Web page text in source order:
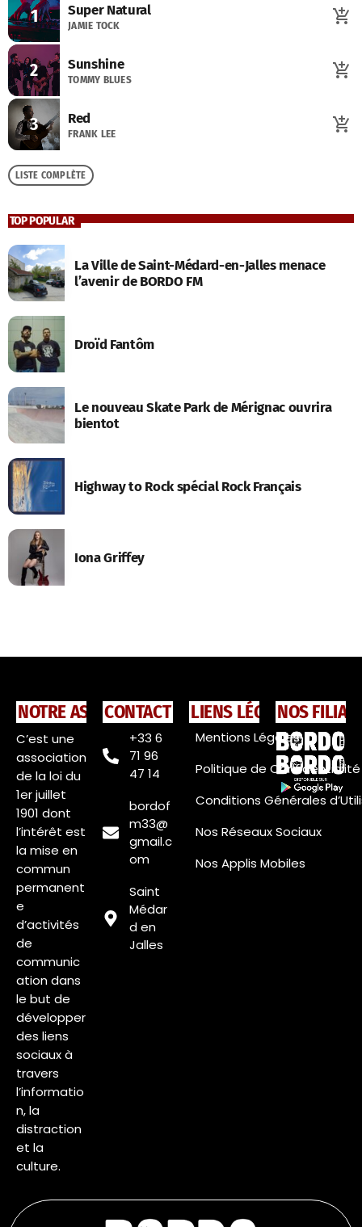
1 Super Natural
JAMIE TOCK add_shopping_cart
2 Sunshine
TOMMY BLUES add_shopping_cart
3 Red
FRANK LEE add_shopping_cart
LISTE COMPLÈTE
TOP POPULAR
La Ville de Saint-Médard-en-Jalles menace
l’avenir de BORDO FM
Droïd Fantôm
Le nouveau Skate Park de Mérignac ouvrira
bientot
Highway to Rock spécial Rock Français
Iona Griffey
NOTRE ASSOCIATION
C’est une
association
de la loi du
1er juillet
1901 dont
l’intérêt est
la mise en
commun
permanent
e
d’activités
de
communic
ation dans
le but de
développer
des liens
sociaux à
travers
l’informatio
n, la
distraction
et la
culture.
CONTACT
+33 6
71 96
47 14
bordof
m33@
gmail.c
om
Saint
Médar
d en
Jalles
LIENS LÉGAUX
Mentions Légales
Politique de Confidentialité
Conditions Générales
Nos Réseaux Sociaux
Nos Applis Mobiles
NOS